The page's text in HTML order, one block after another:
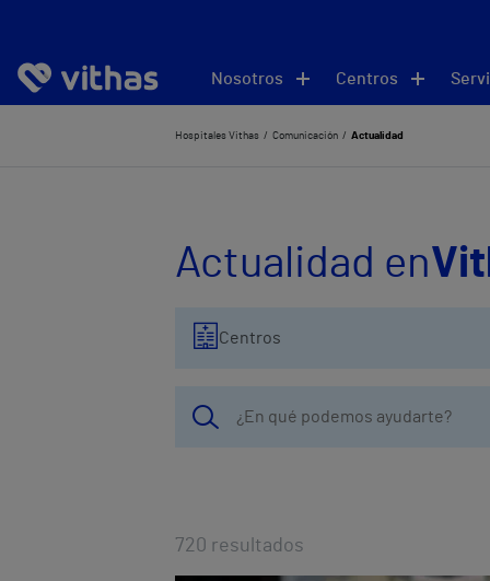
Nosotros Centros
Hospitales Vithas Comunicación Actualidad
Actualidad en
Centros
720 resultados